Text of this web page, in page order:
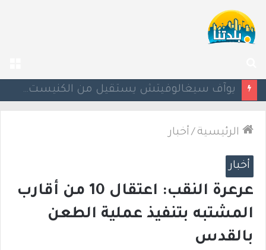
عن
يوآف سيغالوفيتش يستقيل من الكنيست ويغادر “يش عتيد”.. وترقب لوجهته السياسية المقبلة
الرئيسية / أخبار
أخبار
عرعرة النقب: اعتقال 10 من أقارب
المشتبه بتنفيذ عملية الطعن
بالقدس